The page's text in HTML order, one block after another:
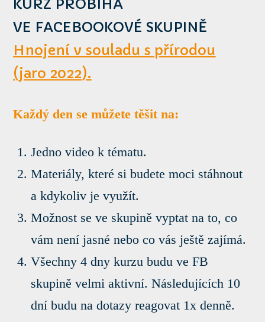
KURZ PROBÍHÁ
VE FACEBOOKOVÉ SKUPINĚ
Hnojení v souladu s přírodou
(jaro 2022).
Každý den se můžete těšit na:
Jedno video k tématu.
Materiály, které si budete moci stáhnout
a kdykoliv je využít.
Možnost se ve skupině vyptat na to, co
vám není jasné nebo co vás ještě zajímá.
Všechny 4 dny kurzu budu ve FB
skupině velmi aktivní. Následujících 10
dní budu na dotazy reagovat 1x denně.